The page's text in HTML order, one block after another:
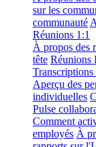
sur les
communauté
Réunions 1:1
À propos des
tête Réunions
Aperçu des
individuelles
Pulse
Comment
employés À